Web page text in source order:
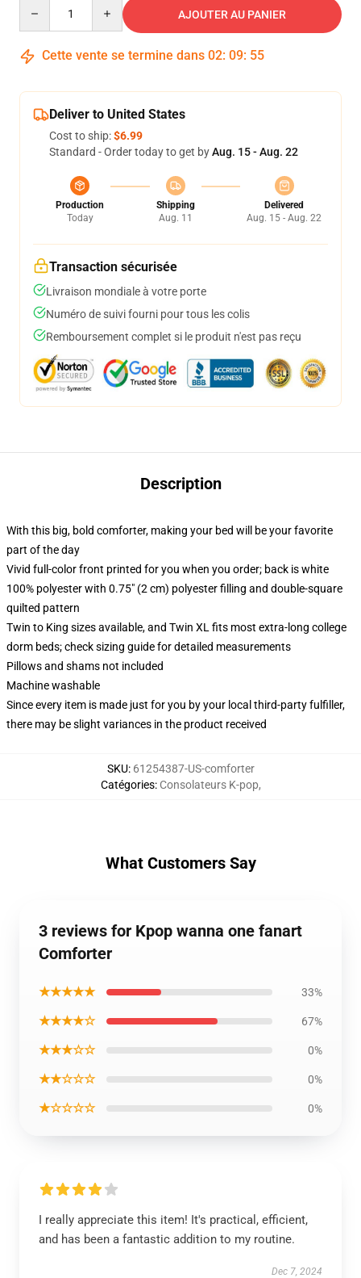
AJOUTER AU PANIER
Cette vente se termine dans 02: 09: 54
Deliver to United States
Cost to ship:$6.99
Standard - Order today to get byAug. 15 - Aug. 22
Production
Today
Shipping
Aug. 11
Delivered
Aug. 15 - Aug. 22
Transaction sécurisée
Livraison mondiale à votre porte
Numéro de suivi fourni pour tous les colis
Remboursement complet si le produit n'est pas reçu
Description
With this big, bold comforter, making your bed will be your favorite
part of the day
Vivid full-color front printed for you when you order; back is white
100% polyester with 0.75" (2 cm) polyester filling and double-square
quilted pattern
Twin to King sizes available, and Twin XL fits most extra-long college
dorm beds; check sizing guide for detailed measurements
Pillows and shams not included
Machine washable
Since every item is made just for you by your local third-party fulfiller,
there may be slight variances in the product received
SKU: 61254387-US-comforter
Catégories: Consolateurs K-pop,
What Customers Say
3 reviews for Kpop wanna one fanart
Comforter
★★★★★ 33%
★★★★☆ 67%
★★★☆☆ 0%
★★☆☆☆ 0%
★☆☆☆☆ 0%
I really appreciate this item! It's practical, efficient,
and has been a fantastic addition to my routine.
Dec 7, 2024